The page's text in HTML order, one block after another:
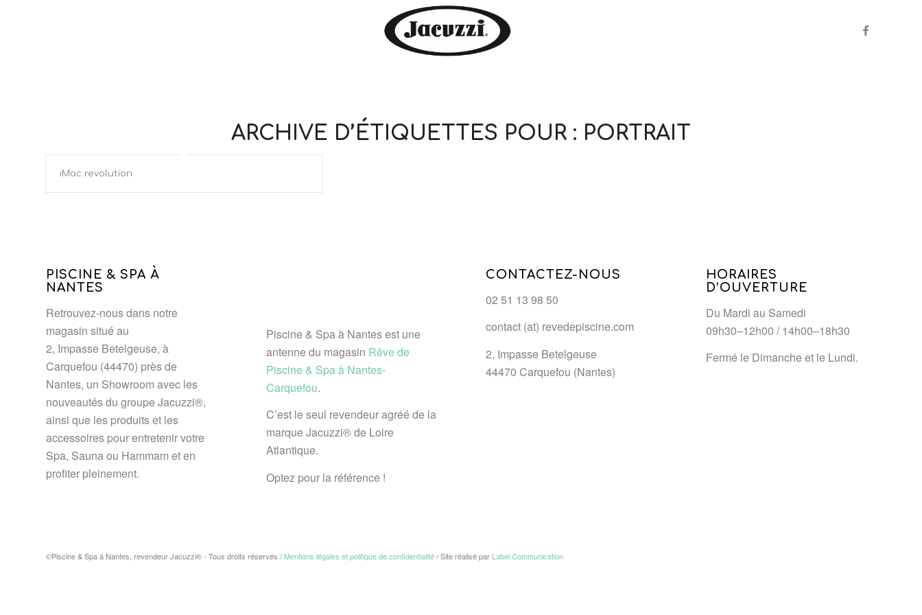
ARCHIVE D’ÉTIQUETTES POUR : PORTRAIT
iMac revolution
PISCINE & SPA À
NANTES
Retrouvez-nous dans notre
magasin situé au
2, Impasse Betelgeuse, à
Carquefou (44470) près de
Nantes, un Showroom avec les
nouveautés du groupe Jacuzzi®,
ainsi que les produits et les
accessoires pour entretenir votre
Spa, Sauna ou Hammam et en
profiter pleinement.
Piscine & Spa à Nantes est une
antenne du magasin Rêve de
Piscine & Spa à Nantes-
Carquefou.
C’est le seul revendeur agréé de la
marque Jacuzzi® de Loire
Atlantique.
Optez pour la référence !
CONTACTEZ-NOUS
02 51 13 98 50
contact (at) revedepiscine.com
2, Impasse Betelgeuse
44470 Carquefou (Nantes)
HORAIRES
D’OUVERTURE
Du Mardi au Samedi
09h30–12h00 / 14h00–18h30
Fermé le Dimanche et le Lundi.
©Piscine & Spa à Nantes, revendeur Jacuzzi® - Tous droits réservés /Mentions légales et politique de confidentialité/ Site réalisé par Label Communication